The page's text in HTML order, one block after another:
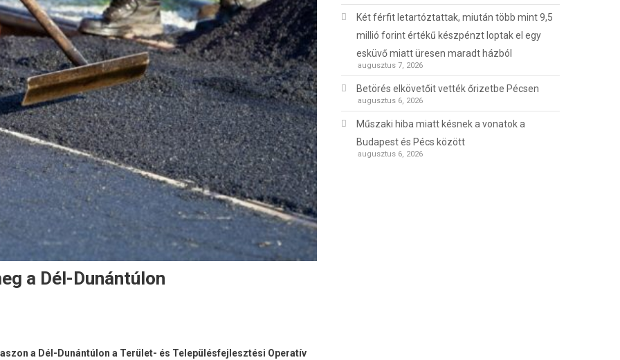
a Dél-Dunántúlon
a Dél-Dunántúlon a Terület- és Településfejlesztési Operatív
Két férfit letartóztattak, miután több mint 9,5
millió forint értékű készpénzt loptak el egy
esküvő miatt üresen maradt házból
augusztus 7, 2026
Betörés elkövetőit vették őrizetbe Pécsen
augusztus 6, 2026
Műszaki hiba miatt késnek a vonatok a
Budapest és Pécs között
augusztus 6, 2026